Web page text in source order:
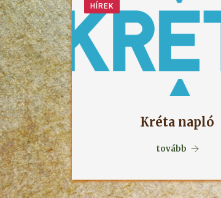
HÍREK
Kréta napló
tovább